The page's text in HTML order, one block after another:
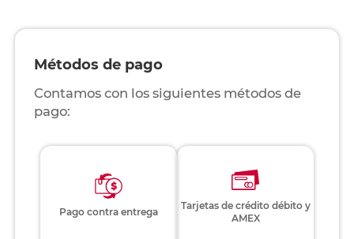
Métodos de pago
Contamos con los siguientes métodos de
pago:
Pago contra entrega
Tarjetas de crédito débito y
AMEX